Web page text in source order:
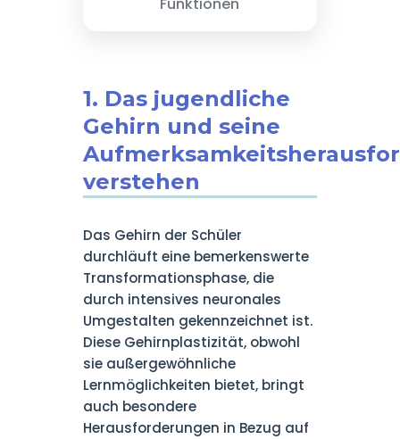
Funktionen
1. Das jugendliche
Gehirn und seine
verstehen
Das Gehirn der Schüler
durchläuft eine bemerkenswerte
Transformationsphase, die
durch intensives neuronales
Umgestalten gekennzeichnet ist.
Diese Gehirnplastizität, obwohl
sie außergewöhnliche
Lernmöglichkeiten bietet, bringt
auch besondere
Herausforderungen in Bezug auf